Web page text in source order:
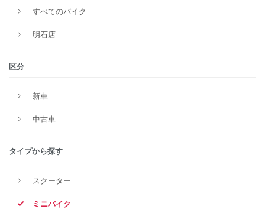
すべてのバイク
明石店
区分
新車
中古車
タイプから探す
スクーター
ミニバイク
メーカー